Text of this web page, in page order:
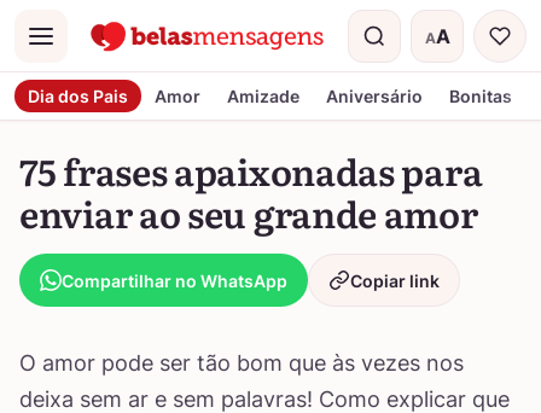
Menu AA
Tamanho do
Dia dos Pais Amor Amizade Aniversário Bonitas
75 frases apaixonadas para
enviar ao seu grande amor
Compartilhar no WhatsApp Copiar link
O amor pode ser tão bom que às vezes nos
deixa sem ar e sem palavras! Como explicar que